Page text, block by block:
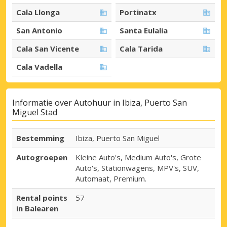
Cala Llonga
Portinatx
San Antonio
Santa Eulalia
Cala San Vicente
Cala Tarida
Cala Vadella
Informatie over Autohuur in Ibiza, Puerto San
Miguel Stad
Bestemming
Ibiza, Puerto San Miguel
Autogroepen
Kleine Auto's, Medium Auto's, Grote
Auto's, Stationwagens, MPV's, SUV,
Automaat, Premium.
Rental points
in Balearen
57